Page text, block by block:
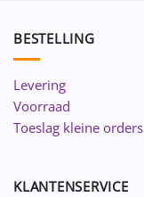
BESTELLING
Levering
Voorraad
Toeslag kleine orders
KLANTENSERVICE